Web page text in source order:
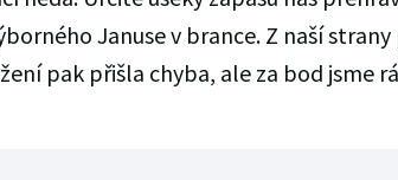
Januse v brance. Z naší
pak přišla chyba, ale za bod jsme